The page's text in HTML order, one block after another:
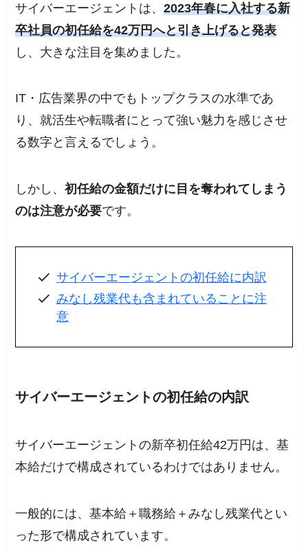
サイバーエージェントは、2023年春に入社する新
卒社員の初任給を42万円へと引き上げると発表
し、大きな注目を集めました。
IT・広告業界の中でもトップクラスの水準であ
り、就活生や転職者にとって強い魅力を感じさせ
る数字と言えるでしょう。
しかし、初任給の金額だけに目を奪われてしまう
のは注意が必要です。
サイバーエージェントの初任給に内訳
みなし残業代も含まれていることに注
意
サイバーエージェントの初任給の内訳
サイバーエージェントの新卒初任給42万円は、基
本給だけで構成されているわけではありません。
一般的には、基本給＋職務給＋みなし残業代とい
った形で構成されています。